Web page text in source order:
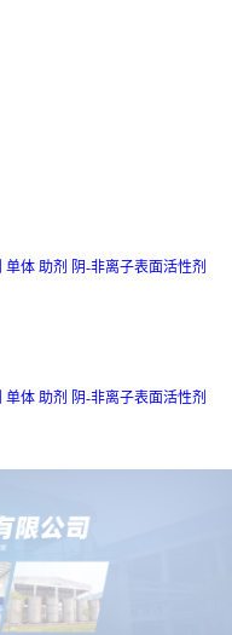
单体 助剂 阴-非离子表面活性剂
单体 助剂 阴-非离子表面活性剂